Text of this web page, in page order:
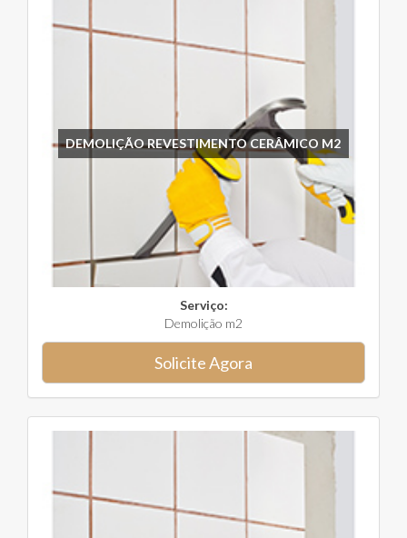
DEMOLIÇÃO REVESTIMENTO CERÂMICO M2
Serviço:
Demolição m2
Solicite Agora